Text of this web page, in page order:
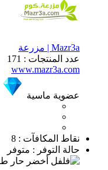
Mazr3a | مزرعة
عدد المنتجات : 171
www.mazr3a.com
عضوية ماسية
نقاط المكافآت : 8
حالة التوفر : متوفر